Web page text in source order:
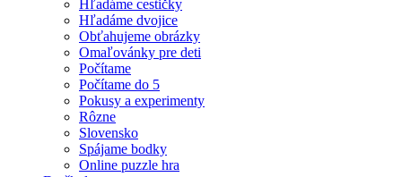
Hľadáme cestičky
Hľadáme dvojice
Obťahujeme obrázky
Omaľovánky pre deti
Počítame
Počítame do 5
Pokusy a experimenty
Rôzne
Slovensko
Spájame bodky
Online puzzle hra